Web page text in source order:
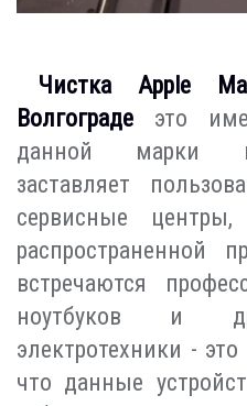
Чистка Apple
Волгограде это
данной марки
заставляет
сервисные
распространенной
встречаются
ноутбуков и
электротехники -
что данные